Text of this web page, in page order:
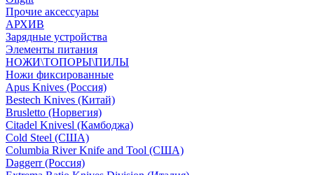
Прочие аксессуары
АРХИВ
Зарядные устройства
Элементы питания
НОЖИ\ТОПОРЫ\ПИЛЫ
Ножи фиксированные
Apus Knives (Россия)
Bestech Knives (Китай)
Brusletto (Норвегия)
Citadel Knivesl (Камбоджа)
Cold Steel (США)
Columbia River Knife and Tool (США)
Daggerr (Россия)